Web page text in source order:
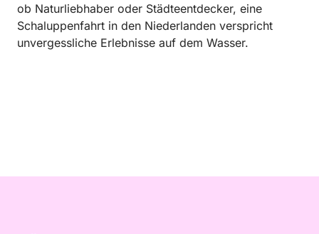
ob Naturliebhaber oder Städteentdecker, eine
Schaluppenfahrt in den Niederlanden verspricht
unvergessliche Erlebnisse auf dem Wasser.